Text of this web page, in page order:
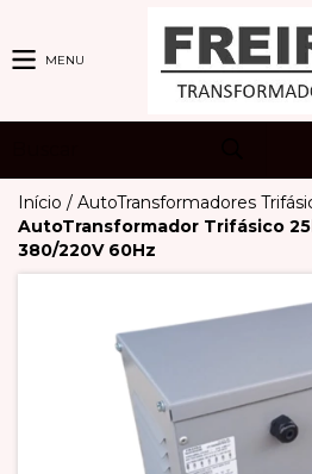
MENU
Início / AutoTransformadores
AutoTransformador Trifásico
380/220V 60Hz